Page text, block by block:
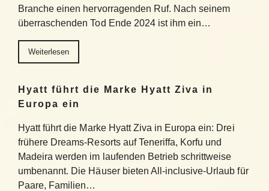
Branche einen hervorragenden Ruf. Nach seinem
überraschenden Tod Ende 2024 ist ihm ein…
Weiterlesen
Hyatt führt die Marke Hyatt Ziva in
Europa ein
Hyatt führt die Marke Hyatt Ziva in Europa ein: Drei
frühere Dreams-Resorts auf Teneriffa, Korfu und
Madeira werden im laufenden Betrieb schrittweise
umbenannt. Die Häuser bieten All-inclusive-Urlaub für
Paare, Familien…